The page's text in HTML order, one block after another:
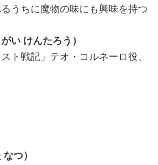
うちに魔物の味にも興味を持つ
い けんたろう）
ト戦記」テオ・コルネーロ役、
つ）